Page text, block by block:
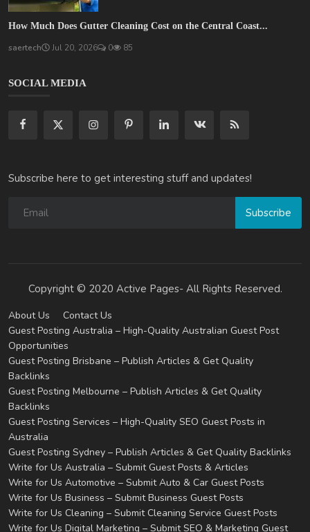
How Much Does Gutter Cleaning Cost on the Central Coast...
saertech Jul 20, 2026 0 85
SOCIAL MEDIA
Subscribe here to get interesting stuff and updates!
Subscribe
Copyright © 2020 Active Pages- All Rights Reserved.
About Us
Contact Us
Guest Posting Australia – High-Quality Australian Guest Post
Opportunities
Guest Posting Brisbane – Publish Articles & Get Quality
Backlinks
Guest Posting Melbourne – Publish Articles & Get Quality
Backlinks
Guest Posting Services – High-Quality SEO Guest Posts in
Australia
Guest Posting Sydney – Publish Articles & Get Quality Backlinks
Write for Us Australia – Submit Guest Posts & Articles
Write for Us Automotive – Submit Auto & Car Guest Posts
Write for Us Business – Submit Business Guest Posts
Write for Us Cleaning – Submit Cleaning Service Guest Posts
Write for Us Digital Marketing – Submit SEO & Marketing Guest